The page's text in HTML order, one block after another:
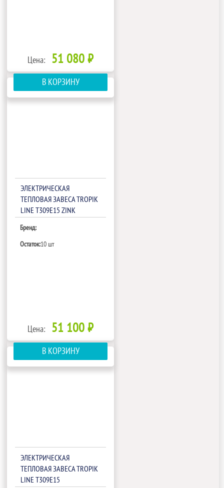
Цена: 51 080 ₽
В КОРЗИНУ
ЭЛЕКТРИЧЕСКАЯ
ТЕПЛОВАЯ ЗАВЕСА TROPIK
LINE Т309Е15 ZINK
Бренд:
Остаток:10 шт
Цена: 51 100 ₽
В КОРЗИНУ
ЭЛЕКТРИЧЕСКАЯ
ТЕПЛОВАЯ ЗАВЕСА TROPIK
LINE Т309Е15